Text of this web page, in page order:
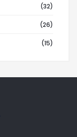
(32)
(26)
(15)